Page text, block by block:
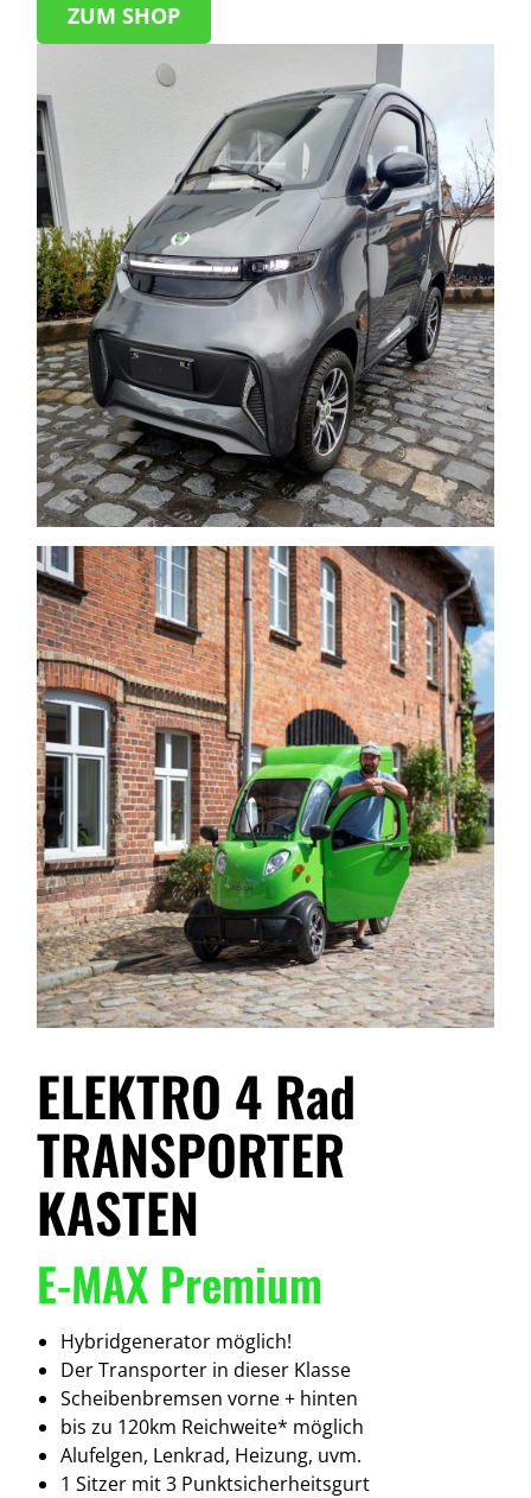
ZUM SHOP
ELEKTRO 4 Rad
TRANSPORTER
KASTEN
E-MAX Premium
Hybridgenerator möglich!
Der Transporter in dieser Klasse
Scheibenbremsen vorne + hinten
bis zu 120km Reichweite* möglich
Alufelgen, Lenkrad, Heizung, uvm.
1 Sitzer mit 3 Punktsicherheitsgurt